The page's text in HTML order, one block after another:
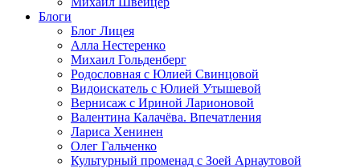
Блоги
Блог Лицея
Алла Нестеренко
Михаил Гольденберг
Родословная с Юлией Свинцовой
Видоискатель с Юлией Утышевой
Вернисаж с Ириной Ларионовой
Валентина Калачёва. Впечатления
Лариса Хенинен
Олег Гальченко
Культурный променад с Зоей Арнаутовой